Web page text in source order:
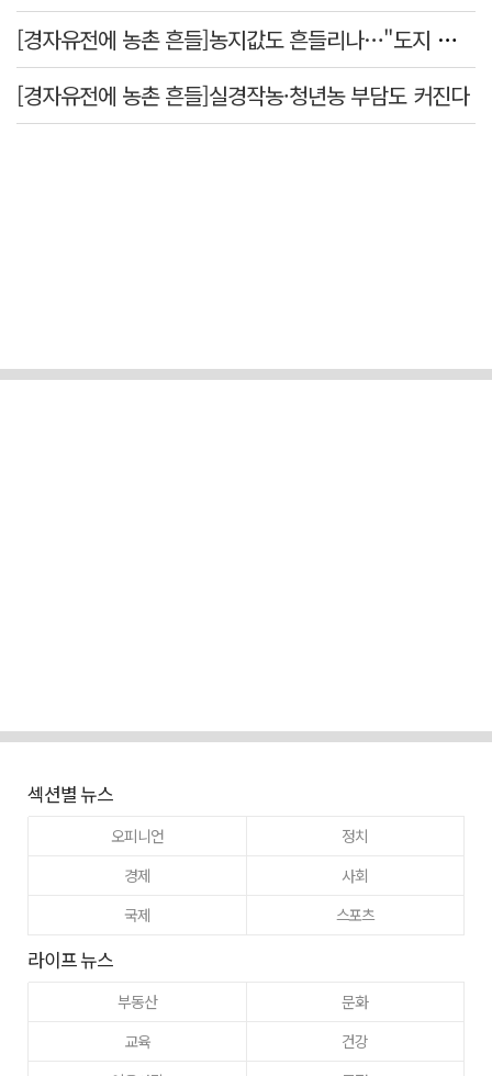
[경자유전에 농촌 흔들]농지값도 흔들리나…"도지 막히면 헐값 매물 나올 수도"
[경자유전에 농촌 흔들]실경작농·청년농 부담도 커진다
섹션별 뉴스
오피니언
정치
경제
사회
국제
스포츠
라이프 뉴스
부동산
문화
교육
건강